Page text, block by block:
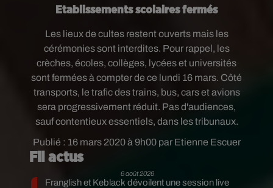
Publié : 16 mars 2020 à 9h00 par Etienne Escuer
Etablissements scolaires fermés
Les lieux de cultes restent ouverts mais les
cérémonies sont interdites. Pour rappel, les
crèches, écoles, collèges, lycées et universités
sont fermées à compter de ce lundi 16 mars. Côté
transports, le trafic des trains, bus, cars et avions
sera progressivement réduit. Pas d'audiences,
sauf contentieux essentiels, dans les tribunaux.
Fil actus
6 août 2026
Franglish et Keblack dévoilent une session live